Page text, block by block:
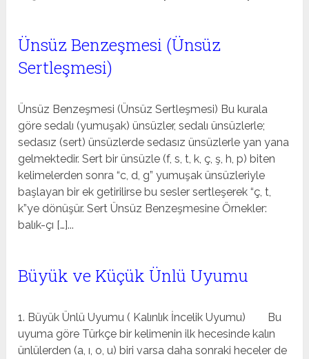
Ünsüz Benzeşmesi (Ünsüz
Sertleşmesi)
Ünsüz Benzeşmesi (Ünsüz Sertleşmesi) Bu kurala
göre sedalı (yumuşak) ünsüzler, sedalı ünsüzlerle;
sedasız (sert) ünsüzlerde sedasız ünsüzlerle yan yana
gelmektedir. Sert bir ünsüzle (f, s, t, k, ç, ş, h, p) biten
kelimelerden sonra “c, d, g” yumuşak ünsüzleriyle
başlayan bir ek getirilirse bu sesler sertleşerek “ç, t,
k”ye dönüşür. Sert Ünsüz Benzeşmesine Örnekler:
balık-çı […]...
Büyük ve Küçük Ünlü Uyumu
1. Büyük Ünlü Uyumu ( Kalınlık İncelik Uyumu) Bu
uyuma göre Türkçe bir kelimenin ilk hecesinde kalın
ünlülerden (a, ı, o, u) biri varsa daha sonraki heceler de